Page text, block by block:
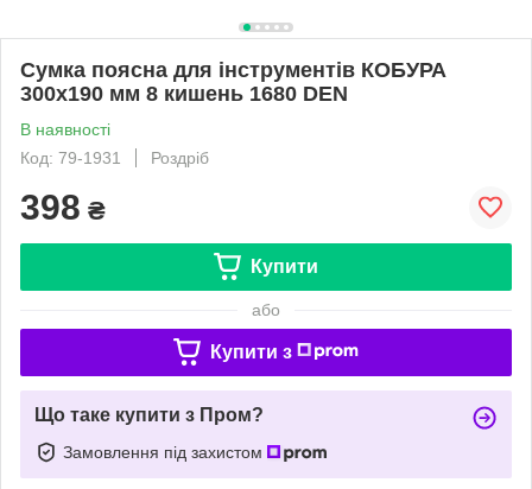
Сумка поясна для інструментів КОБУРА
300х190 мм 8 кишень 1680 DEN
В наявності
Код: 79-1931
Роздріб
398 ₴
Купити
або
Купити з
Що таке купити з Пром?
Замовлення під захистом